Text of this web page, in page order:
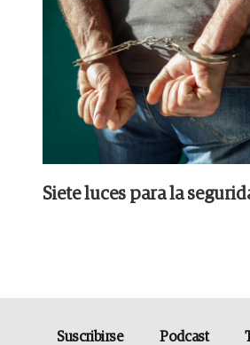
Siete luces para la
Suscribirse Podcast